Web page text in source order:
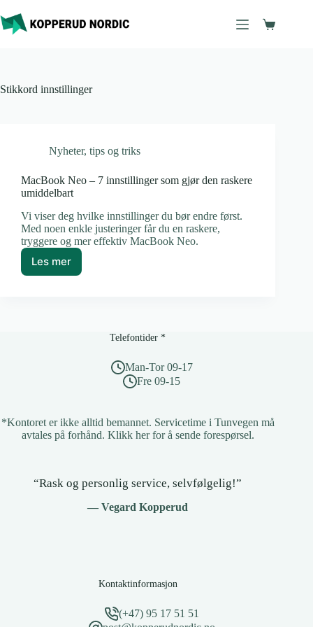
til
innholdet
Stikkord innstillinger
Nyheter, tips og triks
MacBook Neo – 7 innstillinger som gjør den raskere
umiddelbart
Vi viser deg hvilke innstillinger du bør endre først.
Med noen enkle justeringer får du en raskere,
tryggere og mer effektiv MacBook Neo.
Les merMacBook
Telefontider *
Man-Tor 09-17
Fre 09-15
*Kontoret er ikke alltid bemannet. Servicetime i Tunvegen må
avtales på forhånd. Klikk her for å sende forespørsel.
“Rask og personlig service, selvfølgelig!”
— Vegard Kopperud
Kontaktinformasjon
(+47) 95 17 51 51